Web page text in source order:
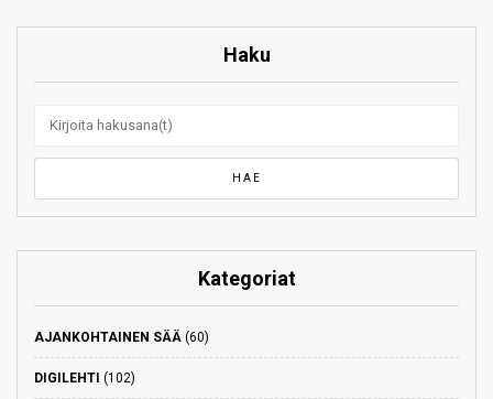
Haku
Kategoriat
AJANKOHTAINEN SÄÄ (60)
DIGILEHTI (102)